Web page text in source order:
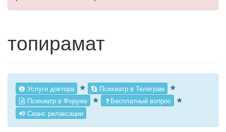
топирамат
Услуги доктора ★ Психиатр в Телеграм ★
Психиатр в Форуме ★ Бесплатный вопрос ★
Сеанс релаксации